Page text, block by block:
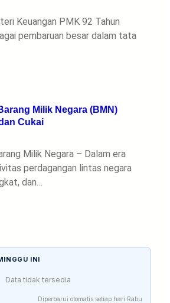
Keuangan PMK 92 Tahun
pembaruan besar dalam tata
Milik Negara (BMN)
Cukai
Milik Negara – Dalam era
perdagangan lintas negara
dan…
INI
Data tidak tersedia
Diperbarui otomatis setiap hari Rabu